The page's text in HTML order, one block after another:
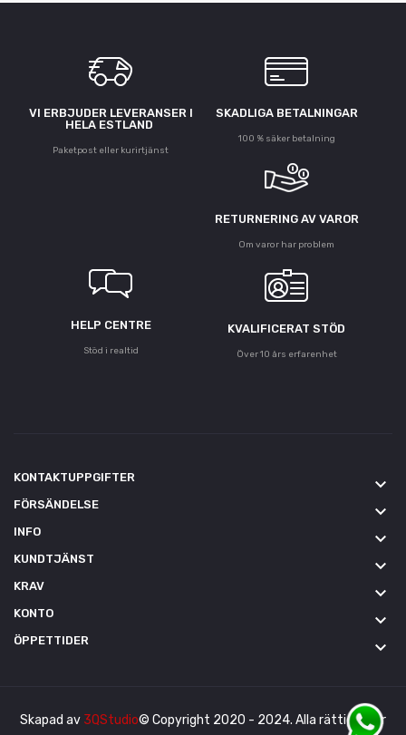
VI ERBJUDER LEVERANSER I
HELA ESTLAND
Paketpost eller kurirtjänst
SKADLIGA BETALNINGAR
100 % säker betalning
RETURNERING AV VAROR
Om varor har problem
HELP CENTRE
Stöd i realtid
KVALIFICERAT STÖD
Över 10 års erfarenhet
KONTAKTUPPGIFTER keyboard_arrow_down
FÖRSÄNDELSE keyboard_arrow_down
INFO keyboard_arrow_down
KUNDTJÄNST keyboard_arrow_down
KRAV keyboard_arrow_down
KONTO keyboard_arrow_down
ÖPPETTIDER keyboard_arrow_down
Skapad av 3QStudio© Copyright 2020 - 2024. Alla rättigheter